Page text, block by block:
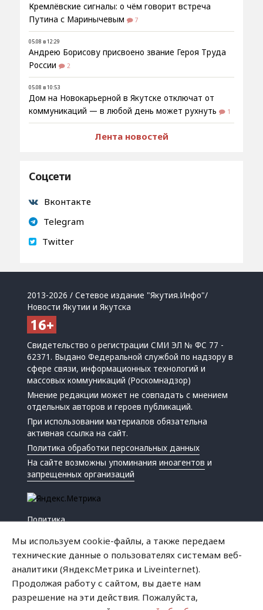
Кремлёвские сигналы: о чём говорит встреча
Путина с Маринычевым
7
05.08 в 12:29
Андрею Борисову присвоено звание Героя Труда
России
2
05.08 в 10:53
Дом на Новокарьерной в Якутске отключат от
коммуникаций — в любой день может рухнуть
1
Лента новостей
Соцсети
Вконтакте
Telegram
Twitter
2013-2026 / Сетевое издание "Якутия.Инфо"/
Новости Якутии и Якутска
Свидетельство о регистрации СМИ ЭЛ № ФС 77 -
62371. Выдано Федеральной службой по надзору в
сфере связи, информационных технологий и
массовых коммуникаций (Роскомнадзор)
Мнение редакции может не совпадать с мнением
отдельных авторов и героев публикаций.
При использовании материалов обязательна
активная ссылка на сайт.
Политика обработки персональных данных
На сайте возможны упоминанияиноагентов и
запрещенных организаций
Политика
Мы используем cookie-файлы, а также передаем
технические данные о пользователях системам веб-
аналитики (ЯндексМетрика и Liveinternet).
Продолжая работу с сайтом, вы даете нам
разрешение на эти действия. Пожалуйста,